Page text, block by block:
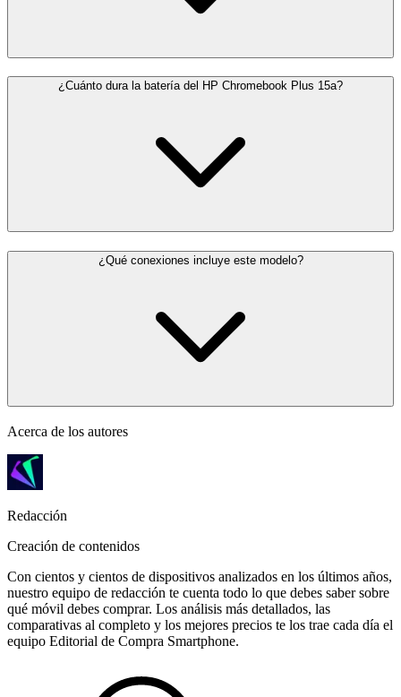
¿Cuánto dura la batería del HP Chromebook Plus 15a?
¿Qué conexiones incluye este modelo?
Acerca de los autores
Redacción
Creación de contenidos
Con cientos y cientos de dispositivos analizados en los últimos años,
nuestro equipo de redacción te cuenta todo lo que debes saber sobre
qué móvil debes comprar. Los análisis más detallados, las
comparativas al completo y los mejores precios te los trae cada día el
equipo Editorial de Compra Smartphone.